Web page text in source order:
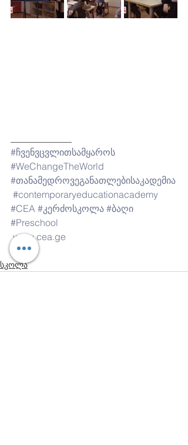
#ჩვენვცვლითსამყაროს
#WeChangeTheWorld
#თანამედროვეგანათლებისაკადემია
#contemporaryeducationacademy
#CEA #კერძოსკოლა #ბაღი
#Preschool
www.cea.ge
სკოლა